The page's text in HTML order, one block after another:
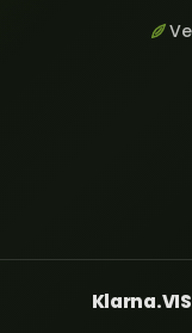
Klarna.